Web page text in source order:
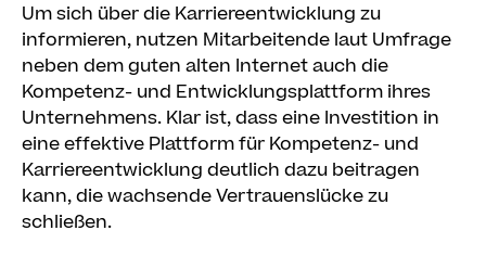
Um sich über die Karriereentwicklung zu
informieren, nutzen Mitarbeitende laut Umfrage
neben dem guten alten Internet auch die
Kompetenz- und Entwicklungsplattform ihres
Unternehmens. Klar ist, dass eine Investition in
eine effektive Plattform für Kompetenz- und
Karriereentwicklung deutlich dazu beitragen
kann, die wachsende Vertrauenslücke zu
schließen.